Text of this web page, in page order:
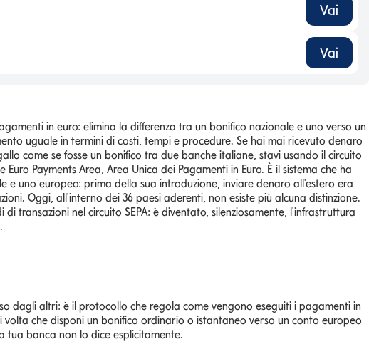
Vai
Vai
in euro: elimina la differenza tra un bonifico nazionale e uno verso un
uguale in termini di costi, tempi e procedure. Se hai mai ricevuto denaro
come se fosse un bonifico tra due banche italiane, stavi usando il circuito
Euro Payments Area, Area Unica dei Pagamenti in Euro. È il sistema che ha
e uno europeo: prima della sua introduzione, inviare denaro all'estero era
Oggi, all'interno dei 36 paesi aderenti, non esiste più alcuna distinzione.
transazioni nel circuito SEPA: è diventato, silenziosamente, l'infrastruttura
dagli altri: è il protocollo che regola come vengono eseguiti i pagamenti in
volta che disponi un bonifico ordinario o istantaneo verso un conto europeo
tua banca non lo dice esplicitamente.